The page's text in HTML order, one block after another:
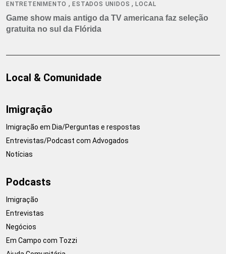
ENTRETENIMENTO ,ESTADOS UNIDOS ,LOCAL
Game show mais antigo da TV americana faz seleção
gratuita no sul da Flórida
Local & Comunidade
Imigração
Imigração em Dia/Perguntas e respostas
Entrevistas/Podcast com Advogados
Notícias
Podcasts
Imigração
Entrevistas
Negócios
Em Campo com Tozzi